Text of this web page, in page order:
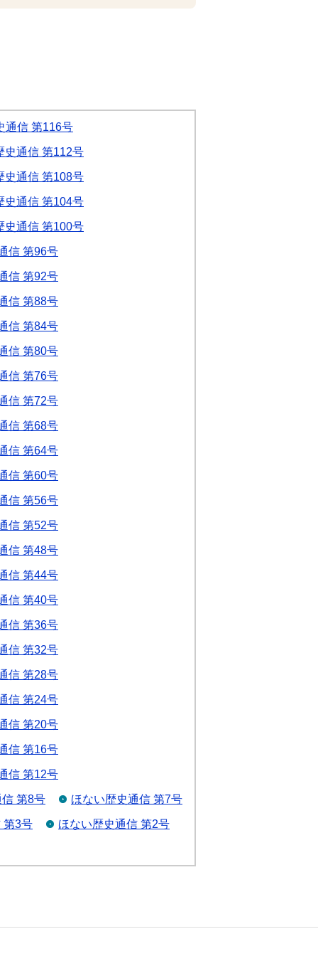
通信 第116号
史通信 第112号
史通信 第108号
史通信 第104号
史通信 第100号
信 第96号
信 第92号
信 第88号
信 第84号
信 第80号
信 第76号
信 第72号
信 第68号
信 第64号
信 第60号
信 第56号
信 第52号
信 第48号
信 第44号
信 第40号
信 第36号
信 第32号
信 第28号
信 第24号
信 第20号
信 第16号
信 第12号
第8号 ほない歴史通信 第7号
第3号 ほない歴史通信 第2号